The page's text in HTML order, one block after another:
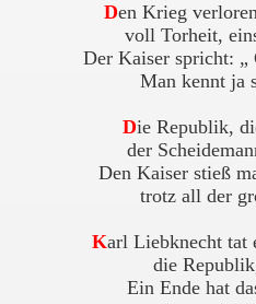
Den Krieg
voll Torheit,
Der Kaiser spricht: „
Man kennt ja
Die Republik,
der
Den Kaiser stieß
trotz all der
Karl Liebknecht tat
die
Ein Ende hat